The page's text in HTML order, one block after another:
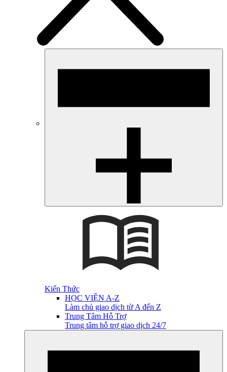
Kiến Thức
HỌC VIỆN A-Z
Làm chủ giao dịch từ A đến Z
Trung Tâm Hỗ Trợ
Trung tâm hỗ trợ giao dịch 24/7